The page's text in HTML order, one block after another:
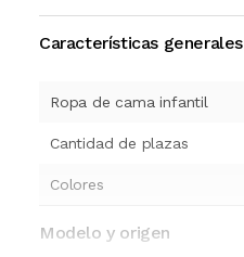
Características generales
Ropa de cama infantil
Cantidad de plazas
Colores
Modelo y origen